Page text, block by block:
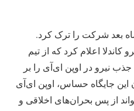
ماه بعد شرکت را ترک کرد.
ماه ۱۴۰۴، کوینونرو کاندلا اعلام کرد که از تیم
نیرو در اوپن ای‌آی را بر
این جایگاه حساس، اوپن ای‌آی
از پس بحران‌های اخلاقی و